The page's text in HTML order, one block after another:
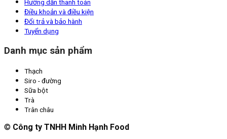
Hướng dẫn thanh toán
Điều khoản và điều kiện
Đổi trả và bảo hành
Tuyển dụng
Danh mục sản phẩm
Thạch
Siro - đường
Sữa bột
Trà
Trân châu
© Công ty TNHH Minh Hạnh Food